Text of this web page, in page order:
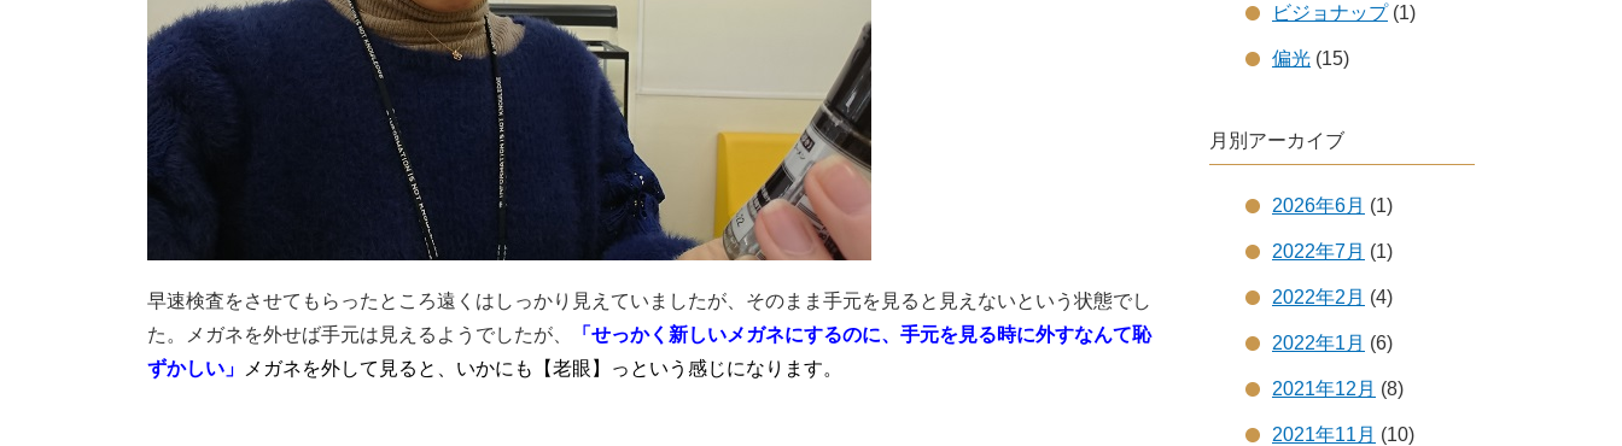
早速検査をさせてもらったところ遠くはしっかり見えていましたが、そのまま手元を見ると見えないという状態でし
た。メガネを外せば手元は見えるようでしたが、
「せっかく新しいメガネにするのに、手元を見る時に外すなんて恥
ずかしい」
メガネを外して見ると、いかにも【老眼】っという感じになります。
ビジョナップ(1)
偏光 (15)
月別アーカイブ
2026年6月 (1)
2022年7月 (1)
2022年2月 (4)
2022年1月 (6)
2021年12月 (8)
2021年11月 (10)